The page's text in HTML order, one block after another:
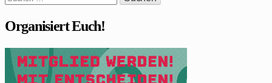
nach:
Organisiert Euch!